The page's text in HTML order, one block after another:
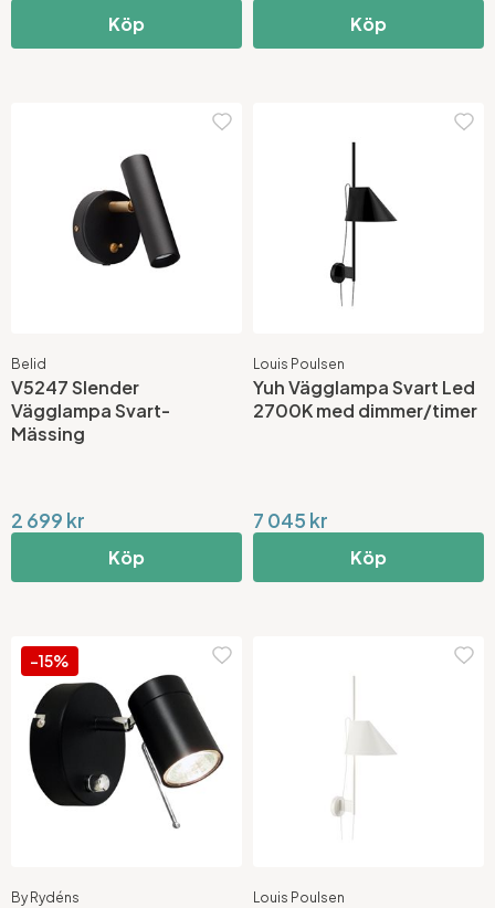
Köp
Köp
Belid
V5247 Slender
Vägglampa Svart-
Mässing
2 699 kr
Köp
Louis Poulsen
Yuh Vägglampa Svart Led
2700K med dimmer/timer
7 045 kr
Köp
-15%
By Rydéns Louis Poulsen